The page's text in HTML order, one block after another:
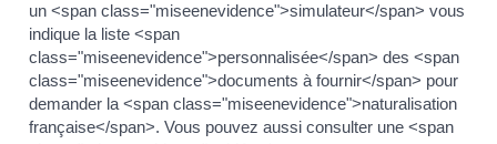
un <span class="miseenevidence">simulateur</span> vous
indique la liste <span
class="miseenevidence">personnalisée</span> des <span
class="miseenevidence">documents à fournir</span> pour
demander la <span class="miseenevidence">naturalisation
française</span>. Vous pouvez aussi consulter une <span